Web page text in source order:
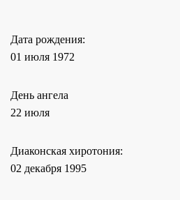
Дата рождения:
01 июля 1972
День ангела
22 июля
Диаконская хиротония:
02 декабря 1995